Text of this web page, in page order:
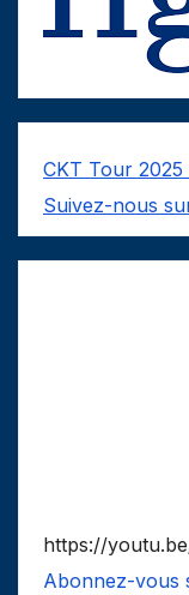
CKT Tour
Suivez-nous
https://
Abonnez-vous